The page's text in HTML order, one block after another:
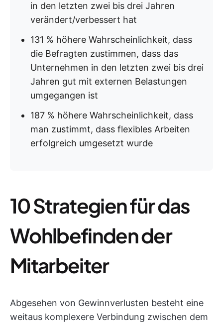
in den letzten zwei bis drei Jahren
verändert/verbessert hat
131 % höhere Wahrscheinlichkeit, dass
die Befragten zustimmen, dass das
Unternehmen in den letzten zwei bis drei
Jahren gut mit externen Belastungen
umgegangen ist
187 % höhere Wahrscheinlichkeit, dass
man zustimmt, dass flexibles Arbeiten
erfolgreich umgesetzt wurde
10 Strategien für das
Wohlbefinden der
Mitarbeiter
Abgesehen von Gewinnverlusten besteht eine
weitaus komplexere Verbindung zwischen dem